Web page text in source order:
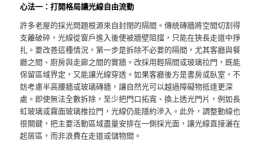
心法一：打開格局讓光線自由流動
許多老屋的採光問題根源來自封閉的隔間。傳統磚牆將空間切割得
支離破碎，光線從窗戶進入後便被牆壁阻擋，只能在狹長走道中掙
扎。要改善這種情況，第一步是拆除不必要的隔間，尤其客廳與餐
廳之間、廚房與走廊之間的實牆。改採用輕隔間或玻璃拉門，既能
保留區域界定，又能讓光線穿透。如果客廳後方是書房或臥室，不
妨考慮半高腰牆或玻璃磚牆，讓自然光可以越過障礙物抵達更深
處。即使無法全數拆除，至少把門口拓寬、換上透光門片，例如長
虹玻璃或霧面玻璃推拉門，光線仍能隱約滲入。此外，調整動線也
很關鍵，把主要活動區域盡量安排在一側採光面，讓光線直接灑在
起居區，而非浪費在走道或儲物間。